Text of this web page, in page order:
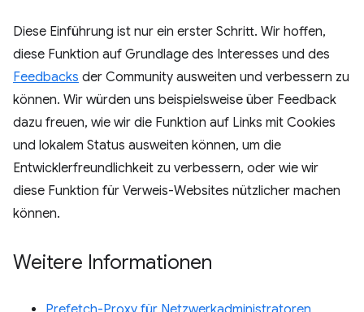
Diese Einführung ist nur ein erster Schritt. Wir hoffen,
diese Funktion auf Grundlage des Interesses und des
Feedbacks der Community ausweiten und verbessern zu
können. Wir würden uns beispielsweise über Feedback
dazu freuen, wie wir die Funktion auf Links mit Cookies
und lokalem Status ausweiten können, um die
Entwicklerfreundlichkeit zu verbessern, oder wie wir
diese Funktion für Verweis-Websites nützlicher machen
können.
Weitere Informationen